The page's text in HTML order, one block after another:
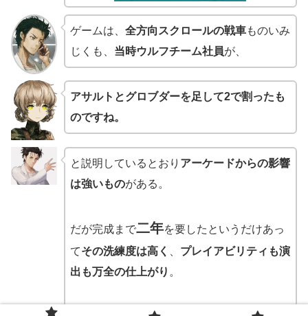
ゲームは、 全方向スクロールの戦車ものいみ
じくも、 当時ウルフチーム社員が、
アサルトとグロブダーを足して2で割ったも
のですね。
と説明しているとおり アーケードからの影響
は強いものがある。
だが完成まで二年を要したというだけあっ
てその洗練度は高く
プレイアビリティも演
出も万全の仕上がり 。